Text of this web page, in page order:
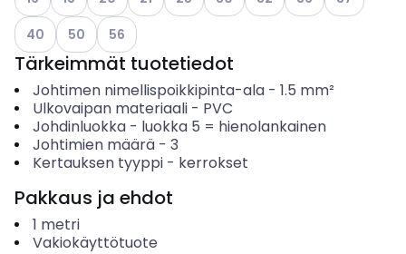
Katso käytettävissä olevat vaihtoehdot
40 Katso käytettävissä olevat vaihtoehdot
50 Katso käytettävissä olevat vaihtoehdot
56
Tärkeimmät tuotetiedot
Johtimen nimellispoikkipinta-ala- 1.5 mm²
Ulkovaipan materiaali- PVC
Johdinluokka- luokka 5 = hienolankainen
Johtimien määrä- 3
Kertauksen tyyppi- kerrokset
Pakkaus ja ehdot
1 metri
Vakiokäyttötuote